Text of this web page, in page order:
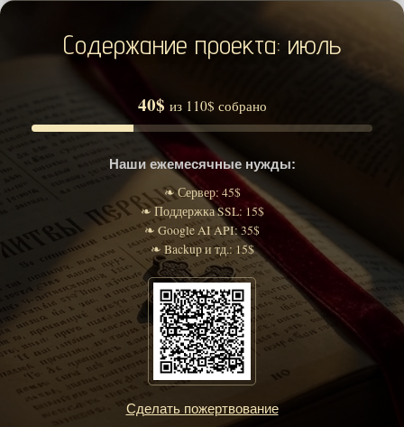
Содержание проекта: июль
40$ из 110$ собрано
Наши ежемесячные нужды:
❧ Сервер: 45$
❧ Поддержка SSL: 15$
❧ Google AI API: 35$
❧ Backup и тд.: 15$
Сделать пожертвование